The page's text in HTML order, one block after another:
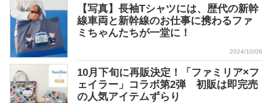
【写真】長袖Tシャツには、歴代の新幹
線車両と新幹線のお仕事に携わるファ
ミちゃんたちが一堂に！
2024/10/06
10月下旬に再販決定！「ファミリア×フ
ェイラー」コラボ第2弾 初販は即完売
の人気アイテムずらり